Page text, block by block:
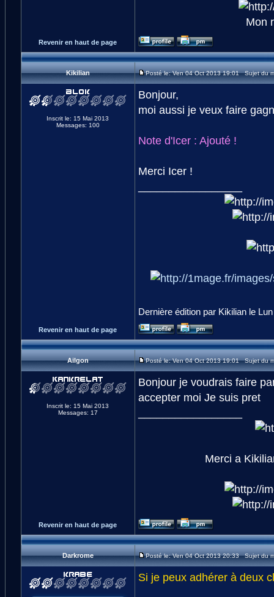
Mon
Revenir en haut de page
Kikilian Posté le: Ven 04 Oct 2013 19:01 Sujet du
Inscrit le: 15 Mai 2013
Messages: 100
Bonjour,
moi aussi je veux faire
Note d'Icer : Ajouté !
Merci Icer !
Dernière édition par Kikilian le
Revenir en haut de page
Ailgon Posté le: Ven 04 Oct 2013 19:01 Sujet du
Inscrit le: 15 Mai 2013
Messages: 17
Bonjour je voudrais faire
accepter moi Je suis pret
Merci a
Revenir en haut de page
Darkrome Posté le: Ven 04 Oct 2013 20:33 Sujet du
Si je peux adhérer à deux